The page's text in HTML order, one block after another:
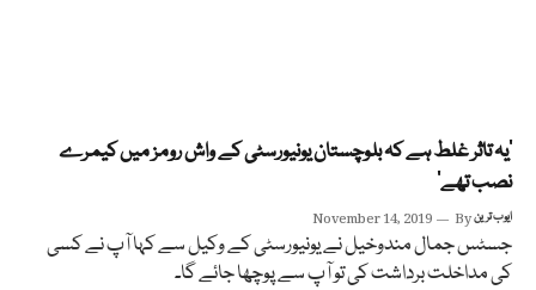
’یہ تاثر غلط ہے کہ بلوچستان یونیورسٹی کے واش رومز میں کیمرے
نصب تھے‘
November 14, 2019 Byایوب ترین
جسٹس جمال مندوخیل نے یونیورسٹی کے وکیل سے کہا آپ نے کسی
کی مداخلت برداشت کی تو آپ سے پوچھا جائے گا۔